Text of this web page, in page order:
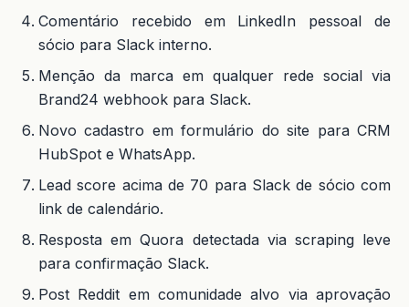
Comentário recebido em LinkedIn pessoal de
sócio para Slack interno.
Menção da marca em qualquer rede social via
Brand24 webhook para Slack.
Novo cadastro em formulário do site para CRM
HubSpot e WhatsApp.
Lead score acima de 70 para Slack de sócio com
link de calendário.
Resposta em Quora detectada via scraping leve
para confirmação Slack.
Post Reddit em comunidade alvo via aprovação